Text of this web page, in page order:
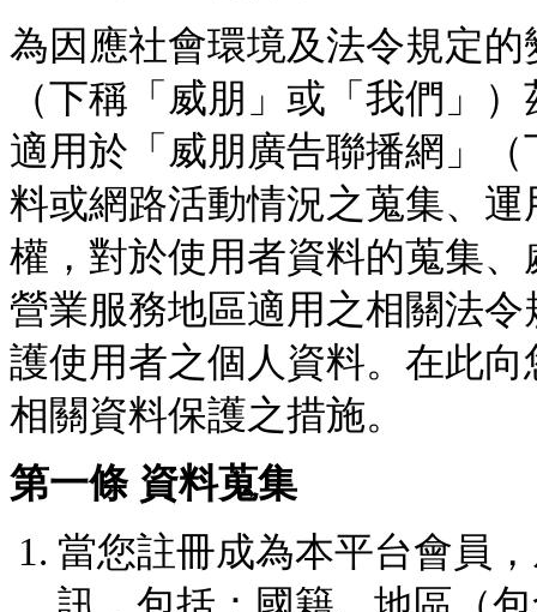
為因應社會環境及法令規定
（下稱「威朋」或「我們」
適用於「威朋廣告聯播網」
料或網路活動情況之蒐集、
權，對於使用者資料的蒐集
營業服務地區適用之相關法
護使用者之個人資料。在此
相關資料保護之措施。
第一條 資料蒐集
當您註冊成為本平台會員